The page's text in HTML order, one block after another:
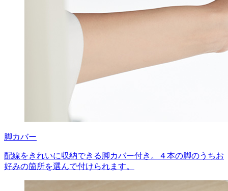
脚カバー
配線をきれいに収納できる脚カバー付き。４本の脚のうちお
好みの箇所を選んで付けられます。